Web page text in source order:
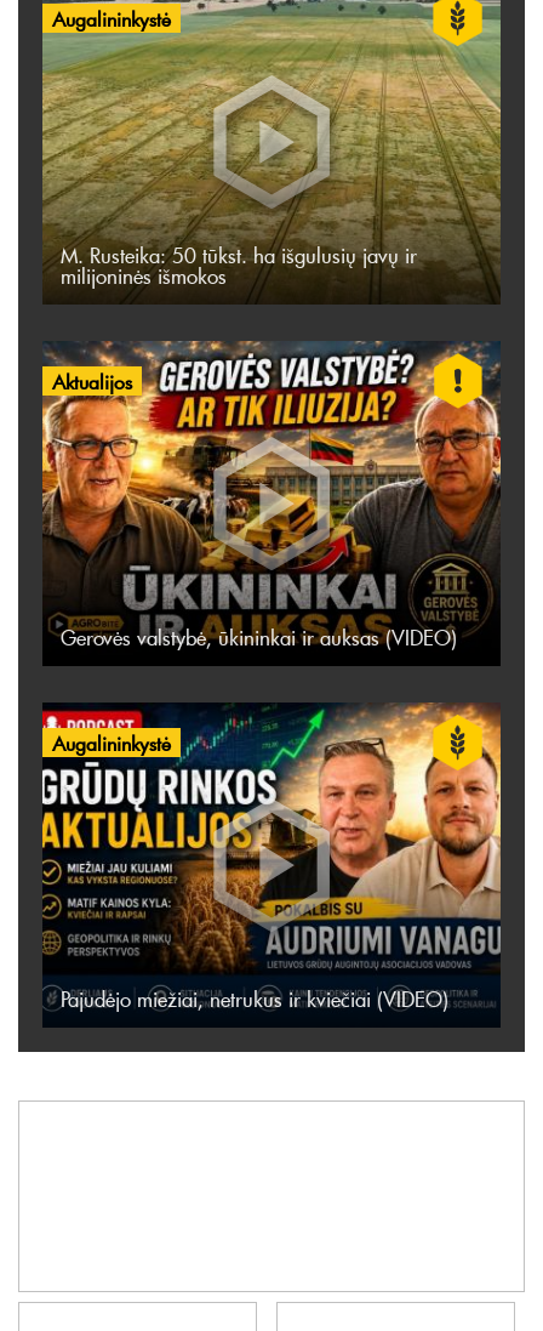
Augalininkystė
M. Rusteika: 50 tūkst. ha išgulusių javų ir
milijoninės išmokos
Aktualijos
Gerovės valstybė, ūkininkai ir auksas (VIDEO)
Augalininkystė
Pajudėjo miežiai, netrukus ir kviečiai (VIDEO)